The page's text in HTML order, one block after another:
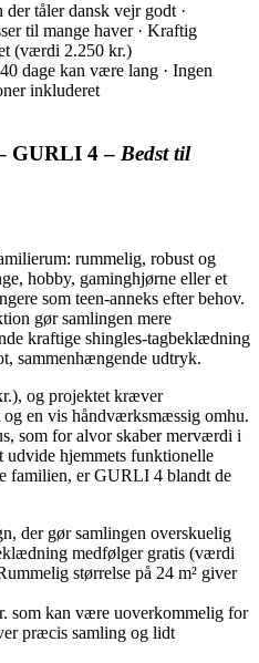
tåler dansk vejr godt ·
til mange haver · Kraftig
(værdi 2.250 kr.)
dage kan være lang · Ingen
inkluderet
GURLI 4 – Bedst til
rummelig, robust og
hobby, gaminghjørne eller et
som teen-anneks efter behov.
gør samlingen mere
kraftige shingles-tagbeklædning
sammenhængende udtryk.
og projektet kræver
en vis håndværksmæssig omhu.
som for alvor skaber merværdi i
udvide hjemmets funktionelle
familien, er GURLI 4 blandt de
der gør samlingen overskuelig
medfølger gratis (værdi
størrelse på 24 m² giver
som kan være uoverkommelig for
præcis samling og lidt